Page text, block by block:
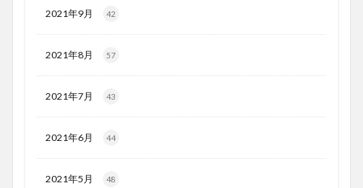
2021年9月 42
2021年8月 57
2021年7月 43
2021年6月 44
2021年5月 48